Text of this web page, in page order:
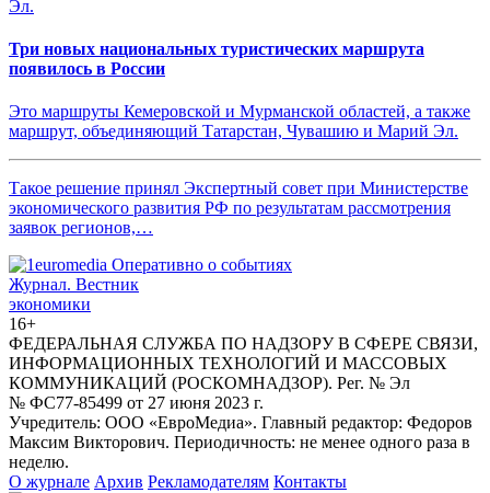
Три новых национальных туристических маршрута
появилось в России
Это маршруты Кемеровской и Мурманской областей, а также
маршрут, объединяющий Татарстан, Чувашию и Марий Эл.
Такое решение принял Экспертный совет при Министерстве
экономического развития РФ по результатам рассмотрения
заявок регионов,…
Журнал. Вестник
экономики
16+
ФЕДЕРАЛЬНАЯ СЛУЖБА ПО НАДЗОРУ В СФЕРЕ СВЯЗИ,
ИНФОРМАЦИОННЫХ ТЕХНОЛОГИЙ И МАССОВЫХ
КОММУНИКАЦИЙ (РОСКОМНАДЗОР). Рег. № Эл
№ ФС77-85499 от 27 июня 2023 г.
Учредитель: ООО «ЕвроМедиа». Главный редактор: Федоров
Максим Викторович. Периодичность: не менее одного раза в
неделю.
О журнале Архив Рекламодателям Контакты